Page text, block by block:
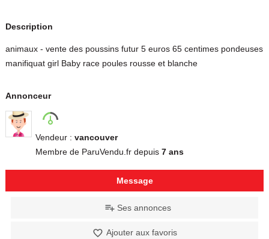
Description
animaux - vente des poussins futur 5 euros 65 centimes pondeuses
manifiquat girl Baby race poules rousse et blanche
Annonceur
Vendeur : vancouver
Membre de ParuVendu.fr depuis 7 ans
Message
Ses annonces
Ajouter aux favoris